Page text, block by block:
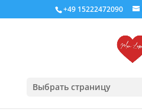
+49 15222472090
Выбрать страницу